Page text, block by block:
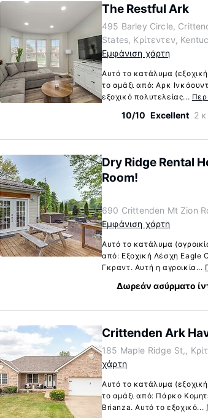
The Restful Ark
495 Barley Circle,
States, Κρίτεντεν,
Εμφάνιση χάρτη
Αυτό το κατάλυμα
το αμάξι από: Αρκ
εξοχικό πολυτελείας...
10/10 Excellent 2
Dry Ridge Rental
Room!
690 Crittenden Mt Zion
Εμφάνιση χάρτη
Αυτό το κατάλυμα
από: Εξοχική Λέσχη Eagle
Γκραντ. Αυτή η αγροικία...
Δωρεάν ασύρματο
Crittenden Ark
185 Maple Ridge St,,
χάρτη
Αυτό το κατάλυμα
το αμάξι από: Πάρκο
Brianza. Αυτό το εξοχικό...